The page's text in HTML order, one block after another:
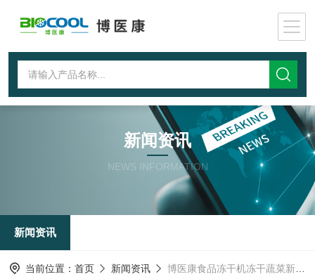
新闻资讯
NEWS INFORMATION
新闻资讯
当前位置： 首页 新闻资讯 博医康食品冻干机冻干蔬菜新需求